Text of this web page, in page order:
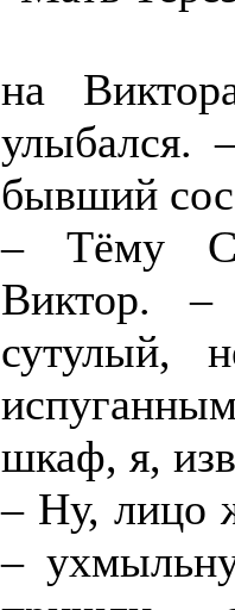
на
улыбался.
бывший
– Тёму
Виктор.
сутулый,
шкаф, я,
– Ну, лицо
–